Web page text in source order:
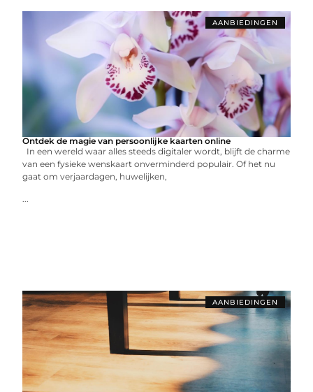
AANBIEDINGEN
Ontdek de magie van persoonlijke kaarten online
In een wereld waar alles steeds digitaler wordt, blijft de charme
van een fysieke wenskaart onverminderd populair. Of het nu
gaat om verjaardagen, huwelijken,
...
AANBIEDINGEN